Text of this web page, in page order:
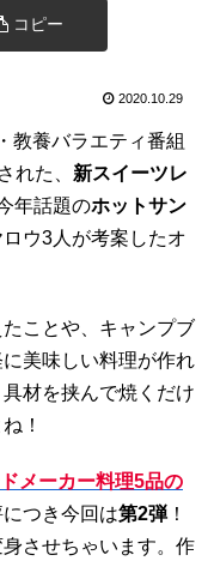
コピー
2020.10.29
教養バラエティ番組
れた、 新スイーツレ
年話題のホットサン
ウ3人が考案したオ
ことや、キャンプブ
美味しい料理が作れ
材を挟んで焼くだけ
！
メーカー料理5品の
つき今回は第2弾！
させちゃいます。作